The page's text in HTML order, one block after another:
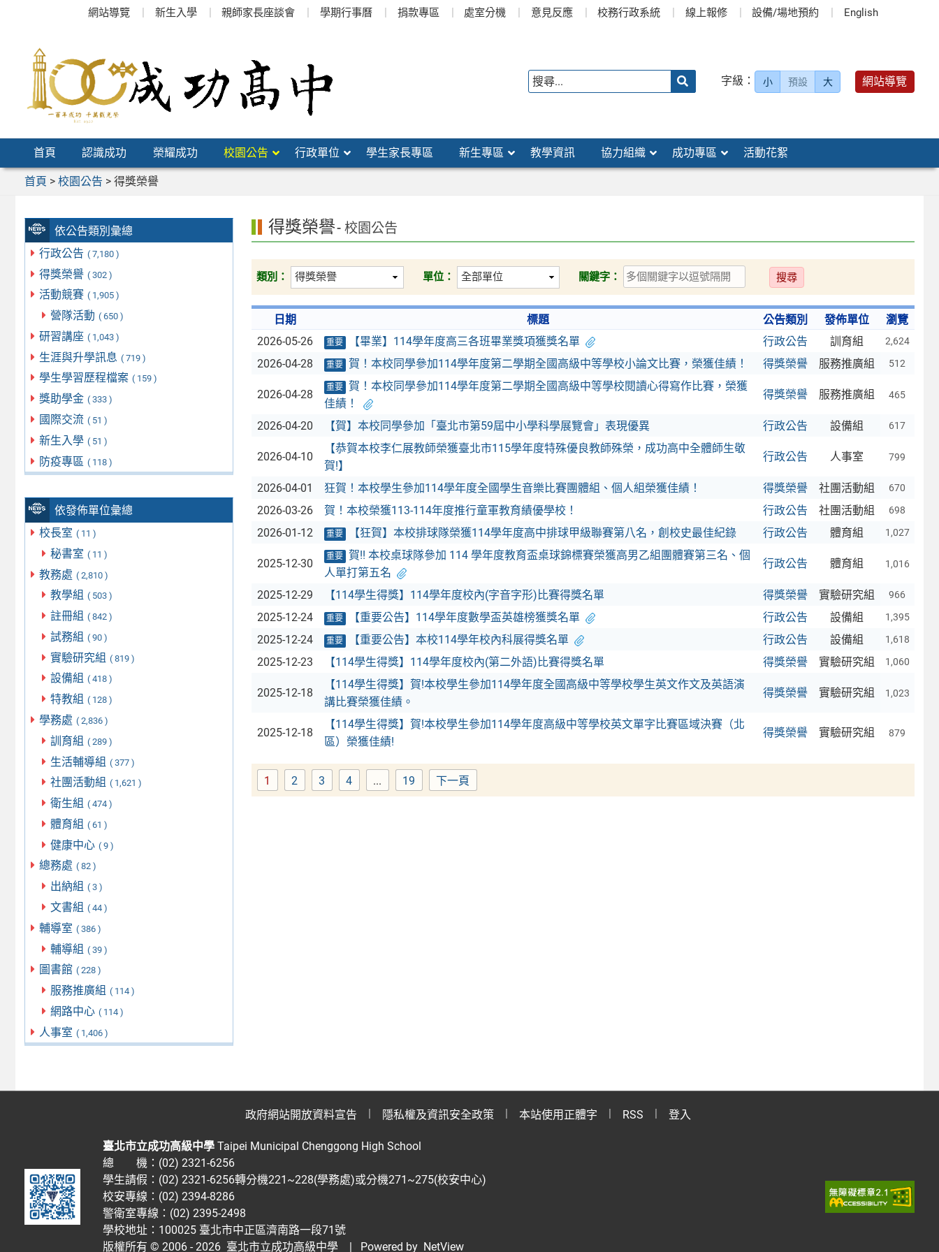
網站導覽 新生入學 親師家長座談會 學期行事曆 捐款專區 處室分機 意見反應 校務行政系統 線上報修 設備/場地預約 English
字級： 小 預設 大 網站導覽
首頁 認識成功 榮耀成功 校園公告 行政單位 學生家長專區 新生專區 教學資訊 協力組織 成功專區 活動花絮
首頁 > 校園公告 > 得獎榮譽
依公告類別彙總
行政公告 ( 7,180 )
得獎榮譽 ( 302 )
活動競賽 ( 1,905 )
營隊活動 ( 650 )
研習講座 ( 1,043 )
生涯與升學訊息 ( 719 )
學生學習歷程檔案 ( 159 )
獎助學金 ( 333 )
國際交流 ( 51 )
新生入學 ( 51 )
防疫專區 ( 118 )
依發佈單位彙總
校長室 ( 11 )
秘書室 ( 11 )
教務處 ( 2,810 )
教學組 ( 503 )
註冊組 ( 842 )
試務組 ( 90 )
實驗研究組 ( 819 )
設備組 ( 418 )
特教組 ( 128 )
學務處 ( 2,836 )
訓育組 ( 289 )
生活輔導組 ( 377 )
社團活動組 ( 1,621 )
衛生組 ( 474 )
體育組 ( 61 )
健康中心 ( 9 )
總務處 ( 82 )
出納組 ( 3 )
文書組 ( 44 )
輔導室 ( 386 )
輔導組 ( 39 )
圖書館 ( 228 )
服務推廣組 ( 114 )
網路中心 ( 114 )
人事室 ( 1,406 )
得獎榮譽- 校園公告
類別： 單位： 關鍵字：
送
出
日期 標題 公告類別 發佈單位
瀏覽
2026-05-26
重要 【畢業】114學年度高三各班畢業獎項獲獎名單 行政公告 訓育組 2,624
2026-04-28 重要 賀！本校同學參加114學年度第二學期全國高級中等學校小論文比賽，榮獲佳績！ 得獎榮譽 服務推廣組 512
2026-04-28
重要 賀！本校同學參加114學年度第二學期全國高級中等學校閱讀心得寫作比賽，榮獲
佳績！
得獎榮譽 服務推廣組 465
2026-04-20 【賀】本校同學參加「臺北市第59屆中小學科學展覽會」表現優異 行政公告 設備組 617
2026-04-10
【恭賀本校李仁展教師榮獲臺北市115學年度特殊優良教師殊榮，成功高中全體師生敬
賀!】
行政公告 人事室 799
2026-04-01 狂賀！本校學生參加114學年度全國學生音樂比賽團體組、個人組榮獲佳績！ 得獎榮譽 社團活動組 670
2026-03-26 賀！本校榮獲113-114年度推行童軍教育績優學校！ 行政公告 社團活動組 698
2026-01-12 重要 【狂賀】本校排球隊榮獲114學年度高中排球甲級聯賽第八名，創校史最佳紀錄 行政公告 體育組 1,027
2025-12-30
重要 賀!! 本校桌球隊參加 114 學年度教育盃桌球錦標賽榮獲高男乙組團體賽第三名、個
人單打第五名
行政公告 體育組 1,016
2025-12-29 【114學生得獎】114學年度校內(字音字形)比賽得獎名單 得獎榮譽 實驗研究組 966
2025-12-24 重要 【重要公告】114學年度數學盃英雄榜獲獎名單 行政公告 設備組 1,395
2025-12-24 重要 【重要公告】本校114學年校內科展得獎名單 行政公告 設備組 1,618
2025-12-23 【114學生得獎】114學年度校內(第二外語)比賽得獎名單 得獎榮譽 實驗研究組 1,060
2025-12-18
【114學生得獎】賀!本校學生參加114學年度全國高級中等學校學生英文作文及英語演
講比賽榮獲佳績。
得獎榮譽 實驗研究組 1,023
2025-12-18
【114學生得獎】賀!本校學生參加114學年度高級中等學校英文單字比賽區域決賽（北
區）榮獲佳績!
得獎榮譽 實驗研究組 879
Page
1 Page
2 Page
3 Page
4 ... Page
19 下一頁
政府網站開放資料宣告 隱私權及資訊安全政策 本站使用正體字 RSS 登入
臺北市立成功高級中學Taipei Municipal Chenggong High School
總 機：(02) 2321-6256
學生請假：(02) 2321-6256轉分機221~228(學務處)或分機271~275(校安中心)
校安專線：(02) 2394-8286
警衛室專線：(02) 2395-2498
學校地址：100025 臺北市中正區濟南路一段71號
版權所有 © 2006 - 2026臺北市立成功高級中學 | Powered by NetView